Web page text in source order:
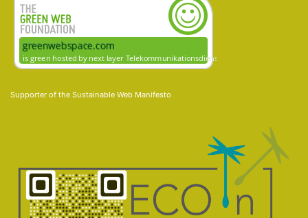
Supporter of the Sustainable Web Manifesto